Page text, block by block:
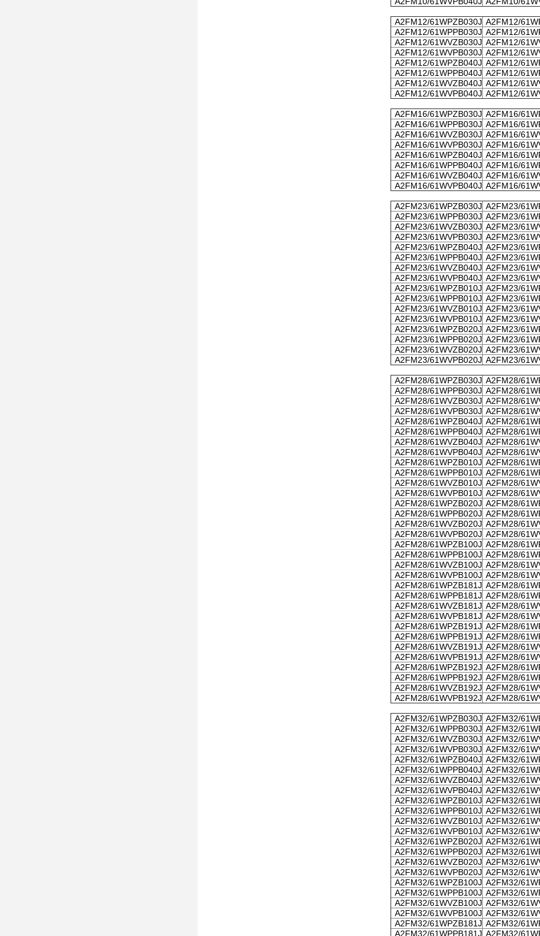
A2FM12/
A2FM12/61WPZB030J
A2FM12/
A2FM12/61WPPB030J
A2FM12/
A2FM12/61WVZB030J
A2FM12/
A2FM12/61WVPB030J
A2FM12/
A2FM12/61WPZB040J
A2FM12/
A2FM12/61WPPB040J
A2FM12/
A2FM12/61WVZB040J
A2FM12/
A2FM12/61WVPB040J
A2FM16/
A2FM16/61WPZB030J
A2FM16/
A2FM16/61WPPB030J
A2FM16/
A2FM16/61WVZB030J
A2FM16/
A2FM16/61WVPB030J
A2FM16/
A2FM16/61WPZB040J
A2FM16/
A2FM16/61WPPB040J
A2FM16/
A2FM16/61WVZB040J
A2FM16/
A2FM16/61WVPB040J
A2FM23/
A2FM23/61WPZB030J
A2FM23/
A2FM23/61WPPB030J
A2FM23/
A2FM23/61WVZB030J
A2FM23/
A2FM23/61WVPB030J
A2FM23/
A2FM23/61WPZB040J
A2FM23/
A2FM23/61WPPB040J
A2FM23/
A2FM23/61WVZB040J
A2FM23/
A2FM23/61WVPB040J
A2FM23/
A2FM23/61WPZB010J
A2FM23/
A2FM23/61WPPB010J
A2FM23/
A2FM23/61WVZB010J
A2FM23/
A2FM23/61WVPB010J
A2FM23/
A2FM23/61WPZB020J
A2FM23/
A2FM23/61WPPB020J
A2FM23/
A2FM23/61WVZB020J
A2FM23/
A2FM23/61WVPB020J
A2FM28/
A2FM28/61WPZB030J
A2FM28/
A2FM28/61WPPB030J
A2FM28/
A2FM28/61WVZB030J
A2FM28/
A2FM28/61WVPB030J
A2FM28/
A2FM28/61WPZB040J
A2FM28/
A2FM28/61WPPB040J
A2FM28/
A2FM28/61WVZB040J
A2FM28/
A2FM28/61WVPB040J
A2FM28/
A2FM28/61WPZB010J
A2FM28/
A2FM28/61WPPB010J
A2FM28/
A2FM28/61WVZB010J
A2FM28/
A2FM28/61WVPB010J
A2FM28/
A2FM28/61WPZB020J
A2FM28/
A2FM28/61WPPB020J
A2FM28/
A2FM28/61WVZB020J
A2FM28/
A2FM28/61WVPB020J
A2FM28/
A2FM28/61WPZB100J
A2FM28/
A2FM28/61WPPB100J
A2FM28/
A2FM28/61WVZB100J
A2FM28/
A2FM28/61WVPB100J
A2FM28/
A2FM28/61WPZB181J
A2FM28/
A2FM28/61WPPB181J
A2FM28/
A2FM28/61WVZB181J
A2FM28/
A2FM28/61WVPB181J
A2FM28/
A2FM28/61WPZB191J
A2FM28/
A2FM28/61WPPB191J
A2FM28/
A2FM28/61WVZB191J
A2FM28/
A2FM28/61WVPB191J
A2FM28/
A2FM28/61WPZB192J
A2FM28/
A2FM28/61WPPB192J
A2FM28/
A2FM28/61WVZB192J
A2FM28/
A2FM28/61WVPB192J
A2FM32/
A2FM32/61WPZB030J
A2FM32/
A2FM32/61WPPB030J
A2FM32/
A2FM32/61WVZB030J
A2FM32/
A2FM32/61WVPB030J
A2FM32/
A2FM32/61WPZB040J
A2FM32/
A2FM32/61WPPB040J
A2FM32/
A2FM32/61WVZB040J
A2FM32/
A2FM32/61WVPB040J
A2FM32/
A2FM32/61WPZB010J
A2FM32/
A2FM32/61WPPB010J
A2FM32/
A2FM32/61WVZB010J
A2FM32/
A2FM32/61WVPB010J
A2FM32/
A2FM32/61WPZB020J
A2FM32/
A2FM32/61WPPB020J
A2FM32/
A2FM32/61WVZB020J
A2FM32/
A2FM32/61WVPB020J
A2FM32/
A2FM32/61WPZB100J
A2FM32/
A2FM32/61WPPB100J
A2FM32/
A2FM32/61WVZB100J
A2FM32/
A2FM32/61WVPB100J
A2FM32/
A2FM32/61WPZB181J
A2FM32/
A2FM32/61WPPB181J